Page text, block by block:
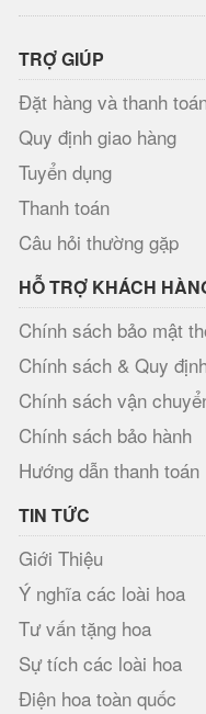
TRỢ GIÚP
Đặt hàng và thanh
Quy định giao hàng
Tuyển dụng
Thanh toán
Câu hỏi thường gặp
HỖ TRỢ KHÁCH
Chính sách bảo mật
Chính sách & Quy
Chính sách vận
Chính sách bảo hành
Hướng dẫn thanh toán
TIN TỨC
Giới Thiệu
Ý nghĩa các loài hoa
Tư vấn tặng hoa
Sự tích các loài hoa
Điện hoa toàn quốc